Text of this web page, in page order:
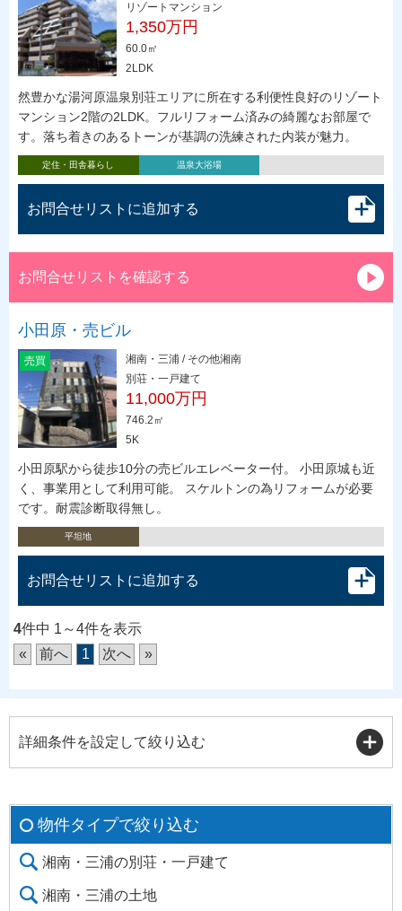
リゾートマンション
1,350万円
60.0㎡
2LDK
然豊かな湯河原温泉別荘エリアに所在する利便性良好のリゾート
マンション2階の2LDK。フルリフォーム済みの綺麗なお部屋で
す。落ち着きのあるトーンが基調の洗練された内装が魅力。
定住・田舎暮らし 温泉大浴場
お問合せリストに追加する
お問合せリストを確認する
小田原・売ビル
売買
湘南・三浦 / その他湘南
別荘・一戸建て
11,000万円
746.2㎡
5K
小田原駅から徒歩10分の売ビルエレベーター付。 小田原城も近
く、事業用として利用可能。 スケルトンの為リフォームが必要
です。耐震診断取得無し。
平坦地
お問合せリストに追加する
4件中 1～4件を表示
«
前へ 1 次へ »
詳細条件を設定して絞り込む
物件タイプで絞り込む
湘南・三浦の別荘・一戸建て
湘南・三浦の土地